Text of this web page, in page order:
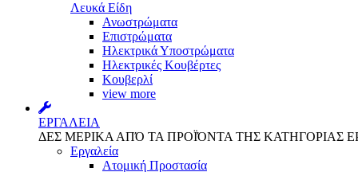
Λευκά Είδη
Ανωστρώματα
Επιστρώματα
Ηλεκτρικά Υποστρώματα
Ηλεκτρικές Κουβέρτες
Κουβερλί
view more
ΕΡΓΑΛΕΙΑ
ΔΕΣ ΜΕΡΙΚΑ ΑΠΌ ΤΑ ΠΡΟΪΌΝΤΑ ΤΗΣ ΚΑΤΗΓΟΡΙΑΣ
Εργαλεία
Aτομική Προστασία